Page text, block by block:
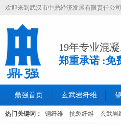
欢迎来到武汉市中鼎经济发展有限责任公司
19年专业混
郑重承诺 :免
鼎强首页 玄武岩纤维
热门关键词： 钢纤维 抗裂纤维 玄武岩